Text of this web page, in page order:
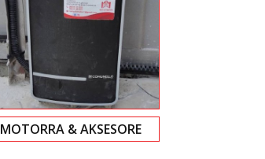
MOTORRA & AKSESORE